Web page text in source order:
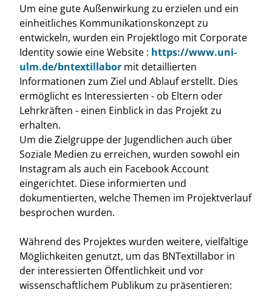
Um eine gute Außenwirkung zu erzielen und ein
einheitliches Kommunikationskonzept zu
entwickeln, wurden ein Projektlogo mit Corporate
Identity sowie eine Website : https://www.uni-
ulm.de/bntextillabor mit detaillierten
Informationen zum Ziel und Ablauf erstellt. Dies
ermöglicht es Interessierten - ob Eltern oder
Lehrkräften - einen Einblick in das Projekt zu
erhalten.
Um die Zielgruppe der Jugendlichen auch über
Soziale Medien zu erreichen, wurden sowohl ein
Instagram als auch ein Facebook Account
eingerichtet. Diese informierten und
dokumentierten, welche Themen im Projektverlauf
besprochen wurden.
Während des Projektes wurden weitere, vielfältige
Möglichkeiten genutzt, um das BNTextillabor in
der interessierten Öffentlichkeit und vor
wissenschaftlichem Publikum zu präsentieren: